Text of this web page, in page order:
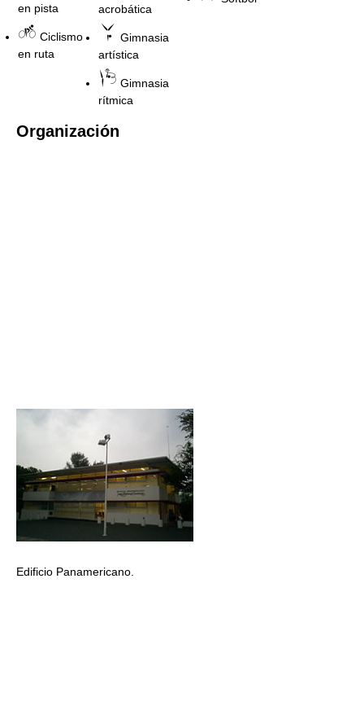
en pista
Ciclismo
en ruta
acrobática
Gimnasia
artística
Gimnasia
rítmica
Organización
Edificio Panamericano.